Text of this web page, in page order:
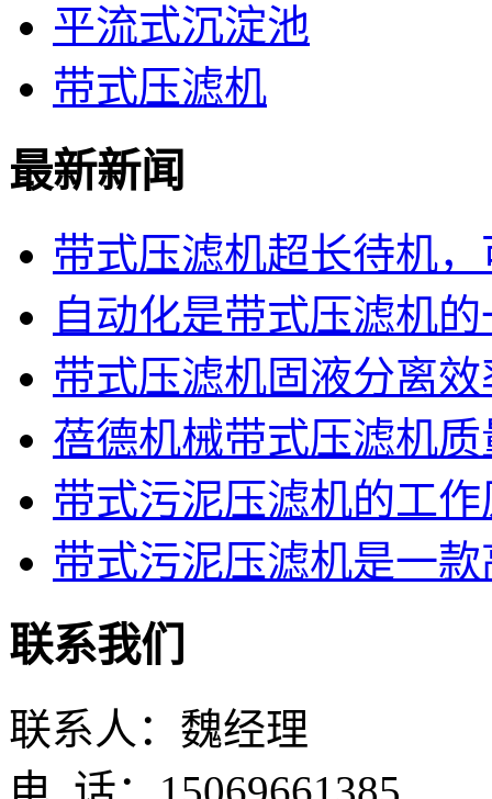
平流式沉淀池
带式压滤机
最新新闻
带式压滤机超长待机
自动化是带式压滤机
带式压滤机固液分离
蓓德机械带式压滤机
带式污泥压滤机的工
带式污泥压滤机是一
联系我们
联系人：魏经理